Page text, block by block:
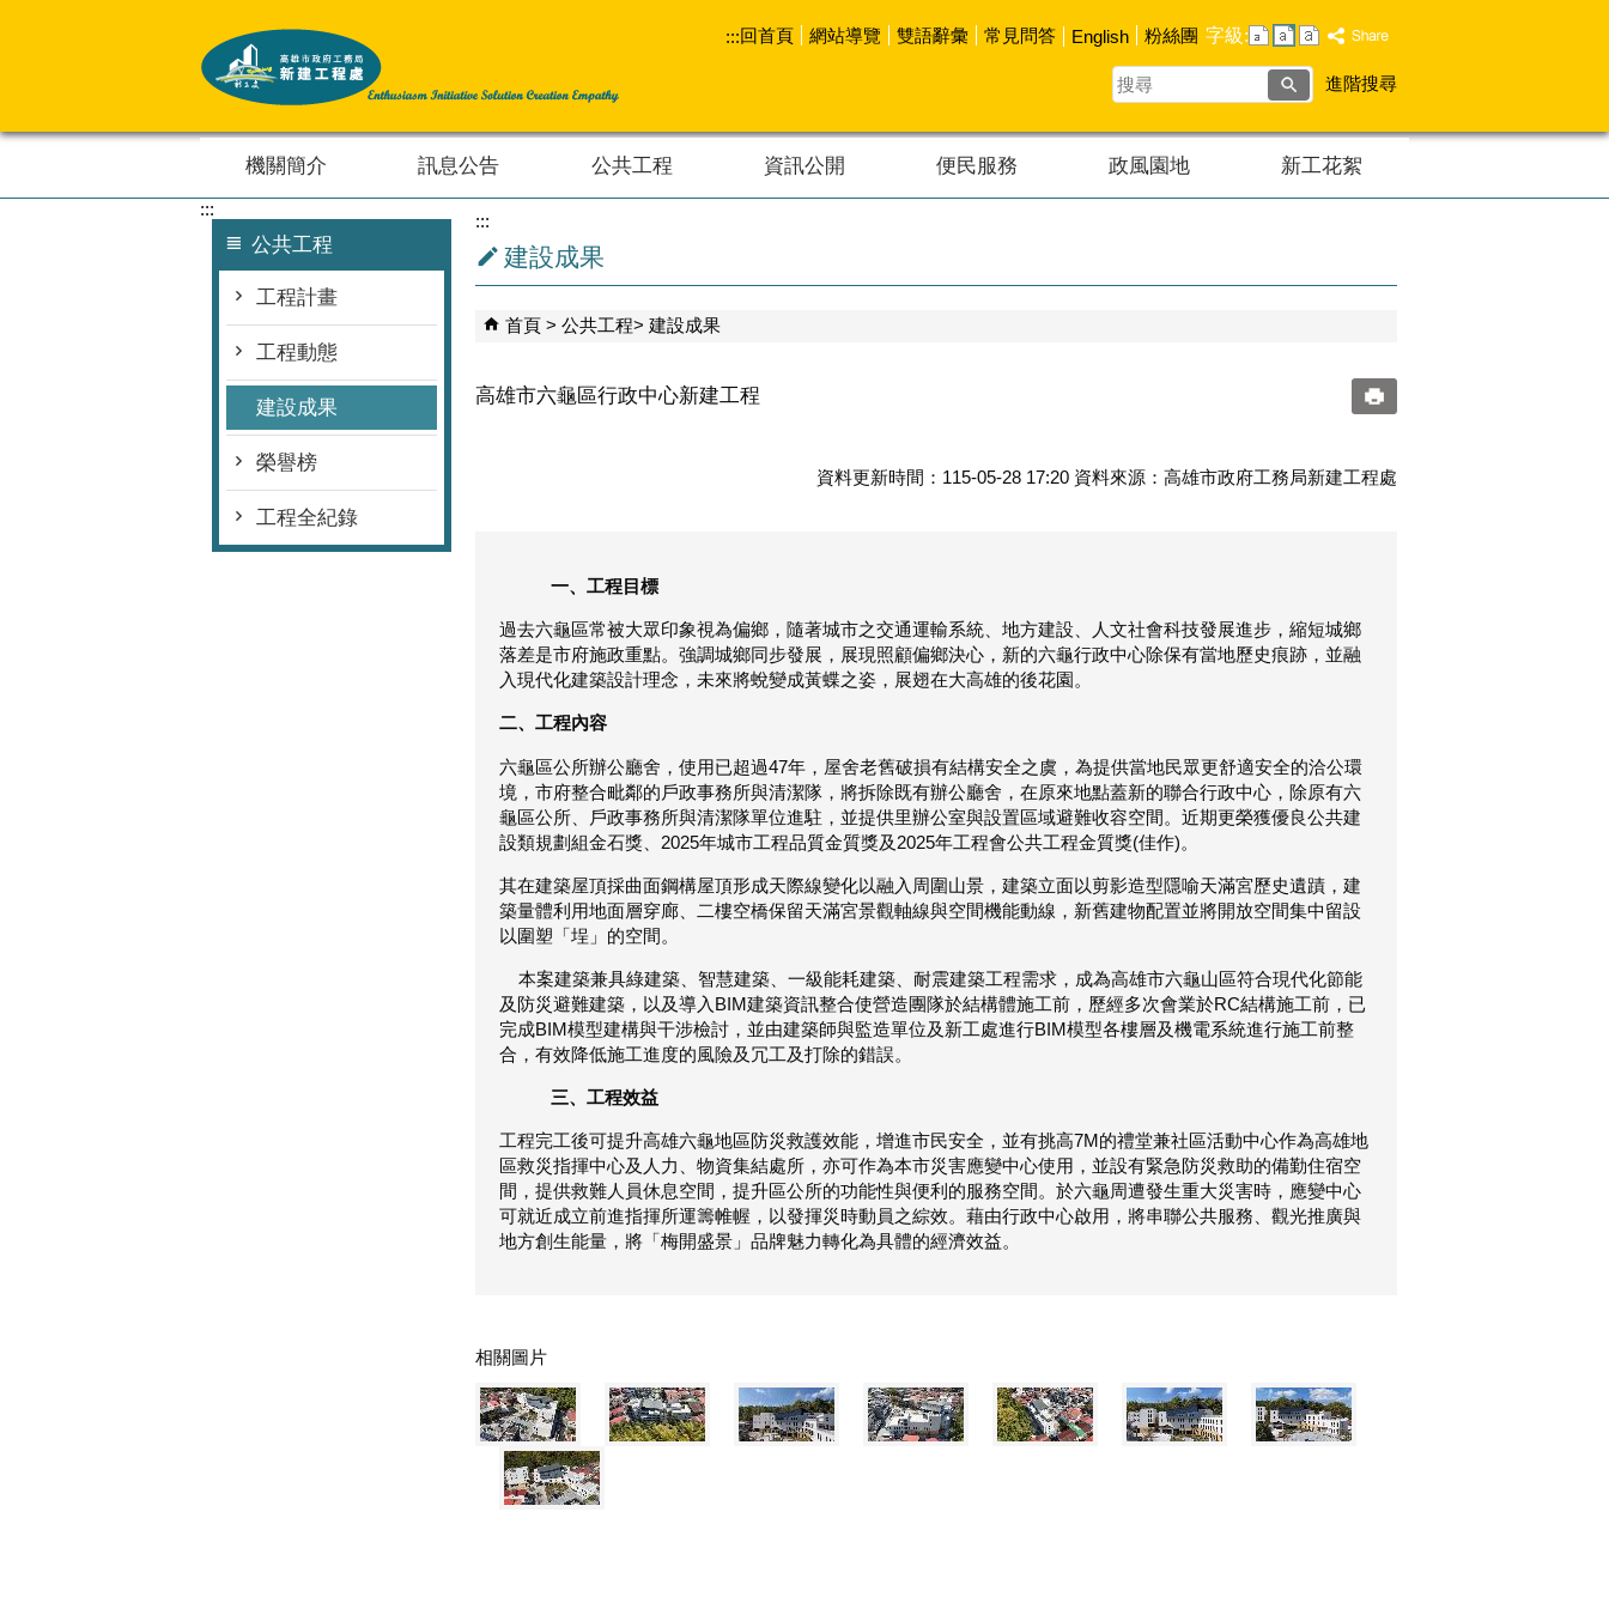
:::回首頁 網站導覽 雙語辭彙 常見問答 English 粉絲團 字級:
搜
尋
進階搜尋
機關簡介 訊息公告 公共工程 資訊公開 便民服務 政風園地 新工花絮
:::
公共工程
工程計畫
工程動態
建設成果
榮譽榜
工程全紀錄
:::
建設成果
首頁 公共工程 建設成果
高雄市六龜區行政中心新建工程
資料更新時間：115-05-28 17:20 資料來源：高雄市政府工務局新建工程處
一、工程目標
過去六龜區常被大眾印象視為偏鄉，隨著城市之交通運輸系統、地方建設、人文社會科技發展進步，縮短城鄉
落差是市府施政重點。強調城鄉同步發展，展現照顧偏鄉決心，新的六龜行政中心除保有當地歷史痕跡，並融
入現代化建築設計理念，未來將蛻變成黃蝶之姿，展翅在大高雄的後花園。
二、工程內容
六龜區公所辦公廳舍，使用已超過47年，屋舍老舊破損有結構安全之虞，為提供當地民眾更舒適安全的洽公環
境，市府整合毗鄰的戶政事務所與清潔隊，將拆除既有辦公廳舍，在原來地點蓋新的聯合行政中心，除原有六
龜區公所、戶政事務所與清潔隊單位進駐，並提供里辦公室與設置區域避難收容空間。近期更榮獲優良公共建
設類規劃組金石獎、2025年城市工程品質金質獎及2025年工程會公共工程金質獎(佳作)。
其在建築屋頂採曲面鋼構屋頂形成天際線變化以融入周圍山景，建築立面以剪影造型隱喻天滿宮歷史遺蹟，建
築量體利用地面層穿廊、二樓空橋保留天滿宮景觀軸線與空間機能動線，新舊建物配置並將開放空間集中留設
以圍塑「埕」的空間。
本案建築兼具綠建築、智慧建築、一級能耗建築、耐震建築工程需求，成為高雄市六龜山區符合現代化節能
及防災避難建築，以及導入BIM建築資訊整合使營造團隊於結構體施工前，歷經多次會業於RC結構施工前，已
完成BIM模型建構與干涉檢討，並由建築師與監造單位及新工處進行BIM模型各樓層及機電系統進行施工前整
合，有效降低施工進度的風險及冗工及打除的錯誤。
三、工程效益
工程完工後可提升高雄六龜地區防災救護效能，增進市民安全，並有挑高7M的禮堂兼社區活動中心作為高雄地
區救災指揮中心及人力、物資集結處所，亦可作為本市災害應變中心使用，並設有緊急防災救助的備勤住宿空
間，提供救難人員休息空間，提升區公所的功能性與便利的服務空間。於六龜周遭發生重大災害時，應變中心
可就近成立前進指揮所運籌帷幄，以發揮災時動員之綜效。藉由行政中心啟用，將串聯公共服務、觀光推廣與
地方創生能量，將「梅開盛景」品牌魅力轉化為具體的經濟效益。
相關圖片